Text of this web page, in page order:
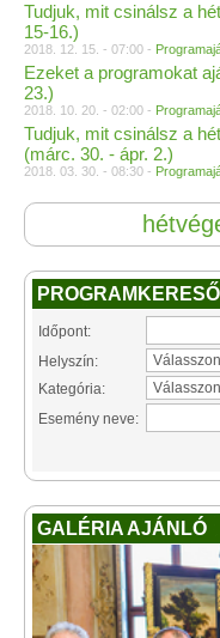
Tudjuk, mit csinálsz a
15-16.)
2018. 12. 15. - 07:00 -
Ezeket a programokat
23.)
2018. 10. 20. - 02:00 -
Tudjuk, mit csinálsz a
(márc. 30. - ápr. 2.)
2018. 03. 30. - 08:30 -
PROGRAMKERESŐ
Időpont:
Helyszín:
Kategória:
Esemény neve:
GALÉRIA AJÁNLÓ